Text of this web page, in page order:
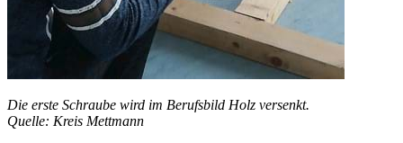
Die erste Schraube wird im Berufsbild Holz versenkt.
Quelle: Kreis Mettmann